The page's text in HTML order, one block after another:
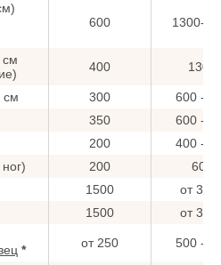
600 1300-
см
400 1300
см 300
600 -
350
600 -
200
400 -
200
600
1500
от
1500
от
* от 250 500 -